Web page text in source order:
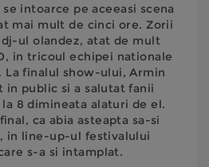
se intoarce pe aceeasi scena
mai mult de cinci ore. Zorii
ul olandez, atat de mult
in tricoul echipei nationale
La finalul show-ului, Armin
in public si a salutat fanii
la 8 dimineata alaturi de el.
ca abia asteapta sa-si
in line-up-ul festivalului
s-a si intamplat.